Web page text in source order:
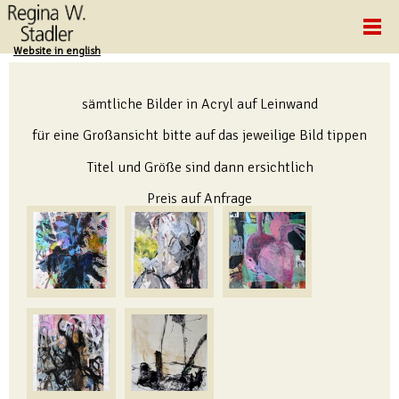
Website in english
sämtliche Bilder in Acryl auf Leinwand
für eine Großansicht bitte auf das jeweilige Bild tippen
Titel und Größe sind dann ersichtlich
Preis auf Anfrage